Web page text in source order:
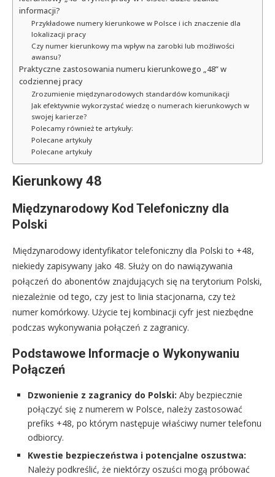
informacji?
Przykładowe numery kierunkowe w Polsce i ich znaczenie dla
lokalizacji pracy
Czy numer kierunkowy ma wpływ na zarobki lub możliwości
awansu?
Praktyczne zastosowania numeru kierunkowego „48” w
codziennej pracy
Zrozumienie międzynarodowych standardów komunikacji
Jak efektywnie wykorzystać wiedzę o numerach kierunkowych w
swojej karierze?
Polecamy również te artykuły:
Polecane artykuły
Polecane artykuły
Kierunkowy 48
Międzynarodowy Kod Telefoniczny dla
Polski
Międzynarodowy identyfikator telefoniczny dla Polski to +48,
niekiedy zapisywany jako 48. Służy on do nawiązywania
połączeń do abonentów znajdujących się na terytorium Polski,
niezależnie od tego, czy jest to linia stacjonarna, czy też
numer komórkowy. Użycie tej kombinacji cyfr jest niezbędne
podczas wykonywania połączeń z zagranicy.
Podstawowe Informacje o Wykonywaniu
Połączeń
Dzwonienie z zagranicy do Polski: Aby bezpiecznie
połączyć się z numerem w Polsce, należy zastosować
prefiks +48, po którym następuje właściwy numer telefonu
odbiorcy.
Kwestie bezpieczeństwa i potencjalne oszustwa:
Należy podkreślić, że niektórzy oszuści mogą próbować